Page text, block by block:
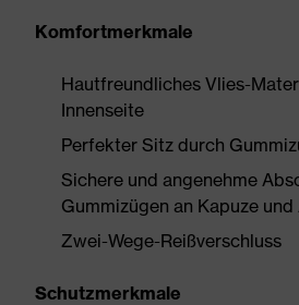
Komfortmerkmale
Hautfreundliches Vlies-
Innenseite
Perfekter Sitz durch
Sichere und angenehme
Gummizügen an Kapuze und
Zwei-Wege-Reißverschluss
Schutzmerkmale